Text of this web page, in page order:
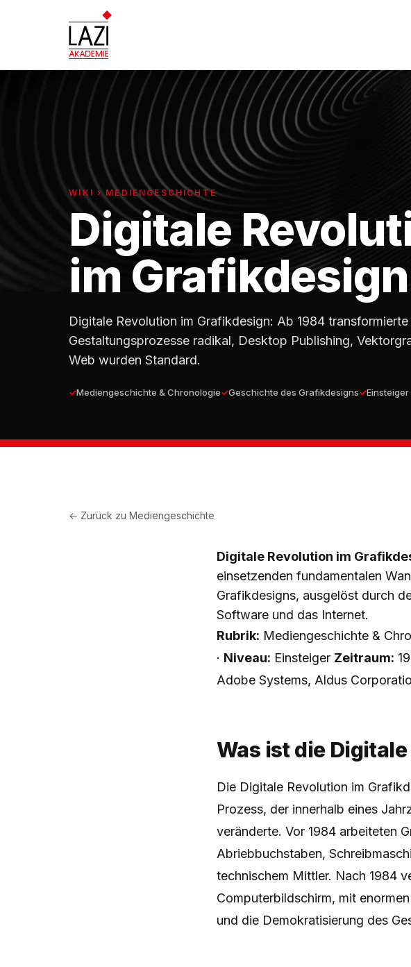
WIKI › MEDIENGESCHICHTE
Digitale
im Grafikdesign
Digitale Revolution im Grafikdesign: Ab 1984
Gestaltungsprozesse radikal, Desktop Publishing,
Web wurden Standard.
Mediengeschichte & Chronologie Geschichte des Grafikdesigns Einsteiger
← Zurück zuMediengeschichte
Digitale Revolution im
einsetzenden fundamentalen
Grafikdesigns, ausgelöst durch
Software und das Internet.
Rubrik: Mediengeschichte &
· Niveau: Einsteiger Zeitraum:
Adobe Systems, Aldus
Was ist die
Die Digitale Revolution im
Prozess, der innerhalb eines
veränderte. Vor 1984 arbeiteten
Abriebbuchstaben,
technischem Mittler. Nach 1984
Computerbildschirm, mit
und die Demokratisierung des